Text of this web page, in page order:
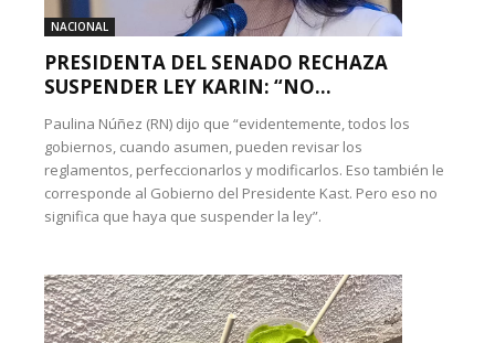
NACIONAL
PRESIDENTA DEL SENADO RECHAZA
SUSPENDER LEY KARIN: “NO...
Paulina Núñez (RN) dijo que “evidentemente, todos los
gobiernos, cuando asumen, pueden revisar los
reglamentos, perfeccionarlos y modificarlos. Eso también le
corresponde al Gobierno del Presidente Kast. Pero eso no
significa que haya que suspender la ley”.